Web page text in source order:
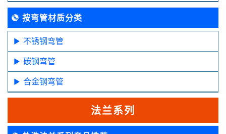
按弯管材质分类
不锈钢弯管
碳钢弯管
合金钢弯管
法兰系列